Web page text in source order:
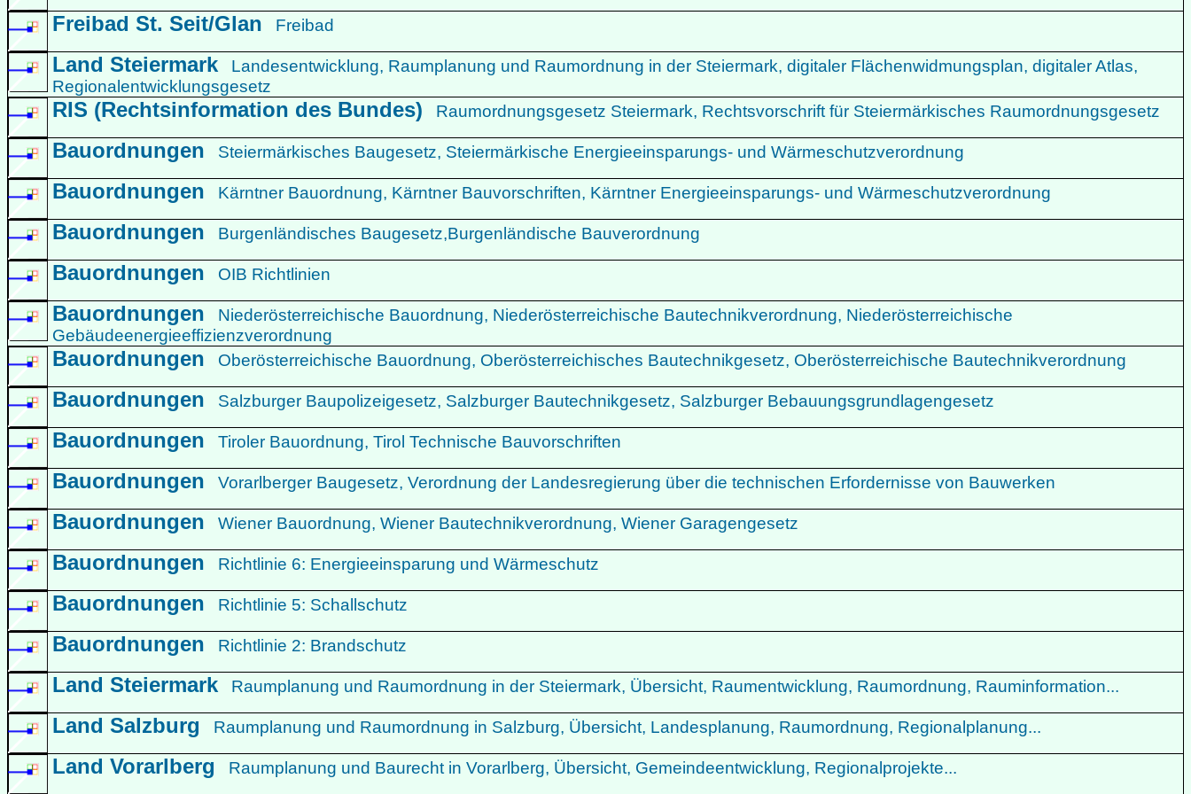
Freibad St. Seit/Glan Freibad
Land Steiermark
Landesentwicklung, Raumplanung und Raumordnung in der Steiermark, digitaler Flächenwidmungsplan, digitaler Atlas,
Regionalentwicklungsgesetz
RIS (Rechtsinformation des Bundes) Raumordnungsgesetz Steiermark, Rechtsvorschrift für Steiermärkisches Raumordnungsgesetz
Bauordnungen Steiermärkisches Baugesetz, Steiermärkische Energieeinsparungs- und Wärmeschutzverordnung
Bauordnungen Kärntner Bauordnung, Kärntner Bauvorschriften, Kärntner Energieeinsparungs- und Wärmeschutzverordnung
Bauordnungen Burgenländisches Baugesetz,Burgenländische Bauverordnung
Bauordnungen OIB Richtlinien
Bauordnungen
Niederösterreichische Bauordnung, Niederösterreichische Bautechnikverordnung, Niederösterreichische
Gebäudeenergieeffizienzverordnung
Bauordnungen Oberösterreichische Bauordnung, Oberösterreichisches Bautechnikgesetz, Oberösterreichische Bautechnikverordnung
Bauordnungen Salzburger Baupolizeigesetz, Salzburger Bautechnikgesetz, Salzburger Bebauungsgrundlagengesetz
Bauordnungen Tiroler Bauordnung, Tirol Technische Bauvorschriften
Bauordnungen Vorarlberger Baugesetz, Verordnung der Landesregierung über die technischen Erfordernisse von Bauwerken
Bauordnungen Wiener Bauordnung, Wiener Bautechnikverordnung, Wiener Garagengesetz
Bauordnungen Richtlinie 6: Energieeinsparung und Wärmeschutz
Bauordnungen Richtlinie 5: Schallschutz
Bauordnungen Richtlinie 2: Brandschutz
Land Steiermark Raumplanung und Raumordnung in der Steiermark, Übersicht, Raumentwicklung, Raumordnung, Rauminformation...
Land Salzburg Raumplanung und Raumordnung in Salzburg, Übersicht, Landesplanung, Raumordnung, Regionalplanung...
Land Vorarlberg Raumplanung und Baurecht in Vorarlberg, Übersicht, Gemeindeentwicklung, Regionalprojekte...